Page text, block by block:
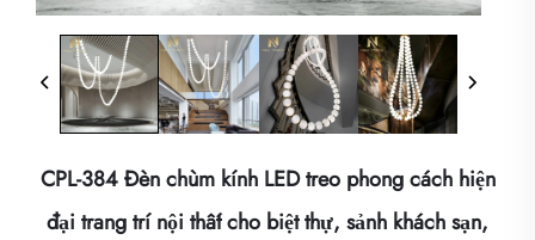
CPL-384 Đèn chùm kính LED treo phong cách hiện
đại trang trí nội thất cho biệt thự, sảnh khách sạn,